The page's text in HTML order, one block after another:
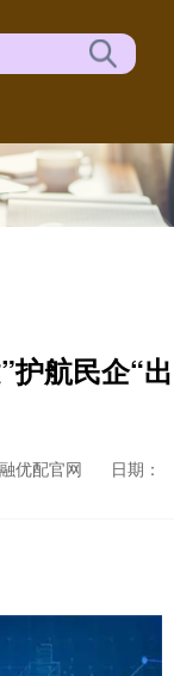
护航民企“出
优配官网
日期：